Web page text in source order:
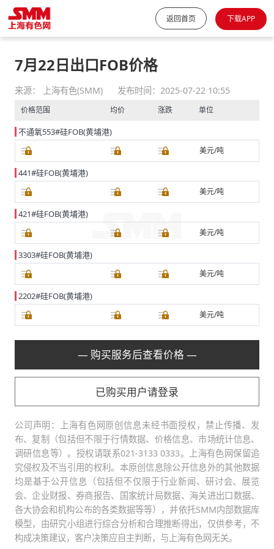
返回首页 下载APP
7月22日出口FOB价格
来源： 上海有色(SMM) 发布时间：2025-07-22 10:55
价格范围 均价 涨跌 单位
不通氧553#硅FOB(黄埔港)
美元/吨
441#硅FOB(黄埔港)
美元/吨
421#硅FOB(黄埔港)
美元/吨
3303#硅FOB(黄埔港)
美元/吨
2202#硅FOB(黄埔港)
美元/吨
— 购买服务后查看价格 —
已购买用户请登录
公司声明：上海有色网原创信息未经书面授权，禁止传播、发
布、复制（包括但不限于行情数据、价格信息、市场统计信息、
调研信息等）。授权请联系021-3133 0333。上海有色网保留追
究侵权及不当引用的权利。本原创信息除公开信息外的其他数据
均是基于公开信息（包括但不仅限于行业新闻、研讨会、展览
会、企业财报、券商报告、国家统计局数据、海关进出口数据、
各大协会和机构公布的各类数据等等），并依托SMM内部数据库
模型，由研究小组进行综合分析和合理推断得出，仅供参考，不
构成决策建议，客户决策应自主判断，与上海有色网无关。